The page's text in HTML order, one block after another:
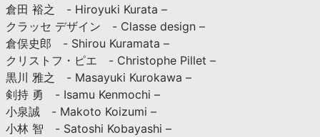
倉田 裕之 - Hiroyuki Kurata –
クラッセ デザイン - Classe design –
倉俣史郎 - Shirou Kuramata –
クリストフ・ピエ - Christophe Pillet –
黒川 雅之 - Masayuki Kurokawa –
剣持 勇 - Isamu Kenmochi –
小泉誠 - Makoto Koizumi –
小林 智 - Satoshi Kobayashi –